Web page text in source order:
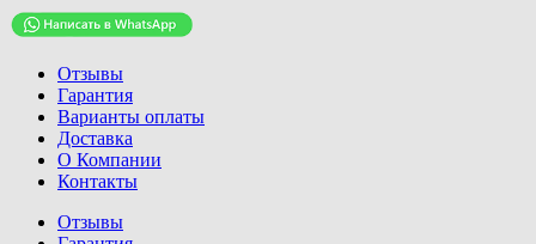
Отзывы
Гарантия
Варианты оплаты
Доставка
О Компании
Контакты
Отзывы